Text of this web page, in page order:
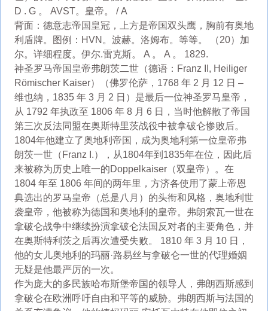
D . G 。 AVST。皇帝。 / A
背面：德意志帝国皇冠，上方是帝国双头鹰，胸前有奥地
利盾牌。图例：HVN。波赫。洛姆布。等等。 （20）加
尔。详细程度。伊尔.雷克斯。 A 。 A 。 1829.
神圣罗马帝国皇帝弗朗茨二世（德语：​​Franz II, Heiliger
Römischer Kaiser）（佛罗伦萨，1768 年 2 月 12 日 –
维也纳，1835 年 3 月 2 日）是最后一位神圣罗马皇帝，
从 1792 年执政至 1806 年 8 月 6 日，当时他解散了帝国
第三次反法同盟在奥斯特里茨战役中被拿破仑惨败后。
1804年他建立了奥地利帝国，成为奥地利第一位皇帝弗
朗茨一世（Franz I.），从1804年到1835年在位，因此后
来被称为历史上唯一的Doppelkaiser（双皇帝）。在
1804 年至 1806 年间的两年里，方济各使用了蒙上帝恩
典选出的罗马皇帝（总是八月）的头衔和风格，奥地利世
袭皇帝，他被称为德国和奥地利的皇帝。弗朗索瓦一世在
拿破仑战争中继续扮演拿破仑法国反对者的主要角色，并
在奥斯特利茨之后再次遭受失败。 1810 年 3 月 10 日，
他的女儿奥地利的玛丽·路易丝与拿破仑一世的代理婚姻
无疑是他最严厉的一次。
作为庞大的多民族哈布斯堡帝国的领导人，弗朗西斯感到
拿破仑在欧洲呼吁自由和平等的威胁。弗朗西斯与法国的